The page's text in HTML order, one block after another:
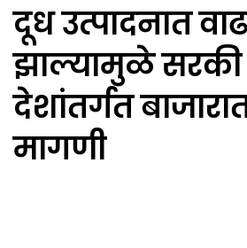
दूध उत्पादनात वाढ
झाल्यामुळे सरकी
देशांतर्गत
मागणी